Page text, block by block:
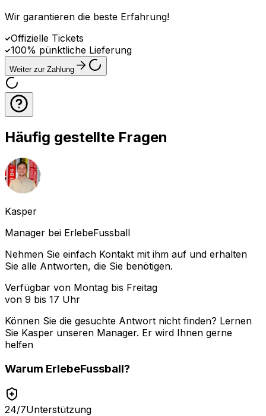
Wir garantieren die beste Erfahrung!
Offizielle Tickets
100% pünktliche Lieferung
Weiter zur Zahlung
Häufig gestellte Fragen
Kasper
Manager bei ErlebeFussball
Nehmen Sie einfach Kontakt mit ihm auf und erhalten
Sie alle Antworten, die Sie benötigen.
Verfügbar von Montag bis Freitag
von 9 bis 17 Uhr
Können Sie die gesuchte Antwort nicht finden? Lernen
Sie Kasper unseren Manager. Er wird Ihnen gerne
helfen
Warum ErlebeFussball?
24/7Unterstützung